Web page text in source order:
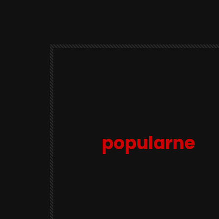
popularne